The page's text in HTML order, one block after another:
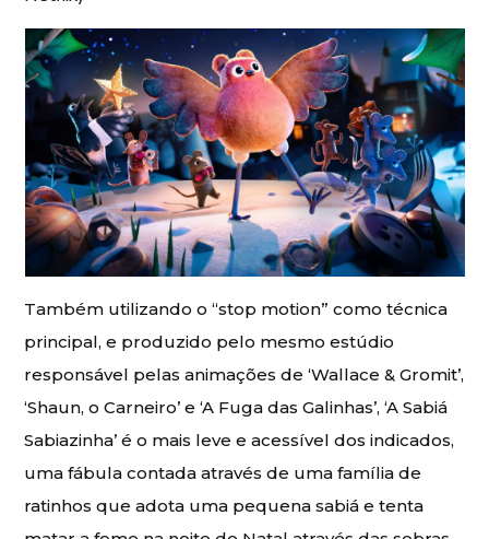
Também utilizando o “stop motion” como técnica
principal, e produzido pelo mesmo estúdio
responsável pelas animações de ‘Wallace & Gromit’,
‘Shaun, o Carneiro’ e ‘A Fuga das Galinhas’, ‘A Sabiá
Sabiazinha’ é o mais leve e acessível dos indicados,
uma fábula contada através de uma família de
ratinhos que adota uma pequena sabiá e tenta